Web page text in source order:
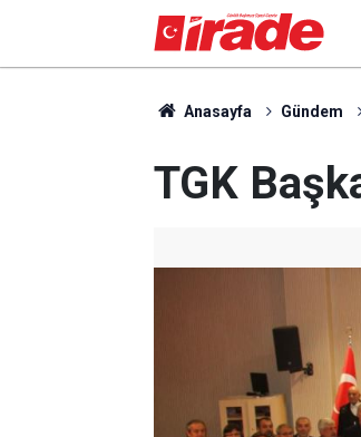
Anasayfa Gündem
TGK